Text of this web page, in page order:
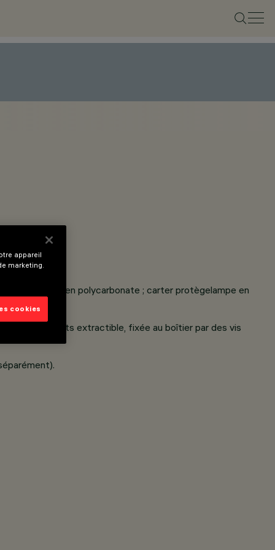
; diffuseur en polycarbonate ; carter protègelampe en
composants extractible, fixée au boîtier par des vis
appareil
marketing.
cookies